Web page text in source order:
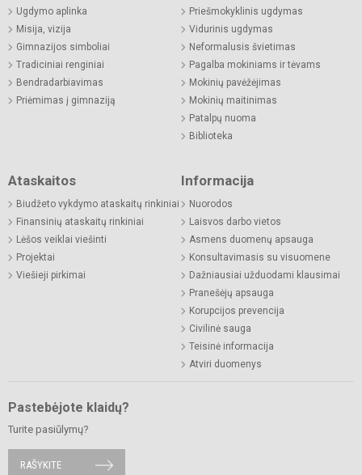
Ugdymo aplinka
Misija, vizija
Gimnazijos simboliai
Tradiciniai renginiai
Bendradarbiavimas
Priėmimas į gimnaziją
Priešmokyklinis ugdymas
Vidurinis ugdymas
Neformalusis švietimas
Pagalba mokiniams ir tėvams
Mokinių pavėžėjimas
Mokinių maitinimas
Patalpų nuoma
Biblioteka
Ataskaitos
Biudžeto vykdymo ataskaitų rinkiniai
Finansinių ataskaitų rinkiniai
Lėšos veiklai viešinti
Projektai
Viešieji pirkimai
Informacija
Nuorodos
Laisvos darbo vietos
Asmens duomenų apsauga
Konsultavimasis su visuomene
Dažniausiai užduodami klausimai
Pranešėjų apsauga
Korupcijos prevencija
Civilinė sauga
Teisinė informacija
Atviri duomenys
Pastebėjote klaidų?
Turite pasiūlymų?
RAŠYKITE